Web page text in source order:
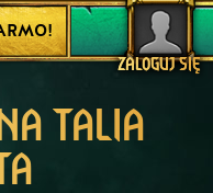
ZALOGUJ SIĘ
TALIA